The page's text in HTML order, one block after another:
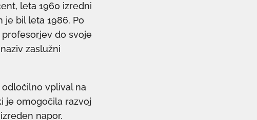
leta 1960 izredni
je bil leta 1986. Po
do svoje
zaslužni
vplival na
je omogočila razvoj
napor.